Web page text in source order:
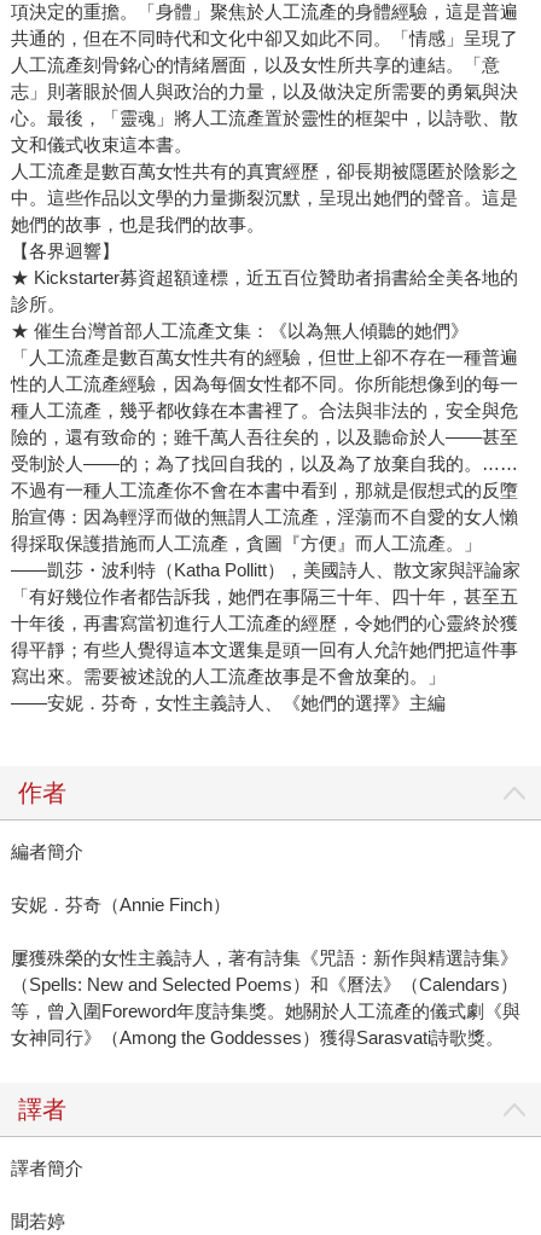
項決定的重擔。「身體」聚焦於人工流產的身體經驗，這是普遍
共通的，但在不同時代和文化中卻又如此不同。「情感」呈現了
人工流產刻骨銘心的情緒層面，以及女性所共享的連結。「意
志」則著眼於個人與政治的力量，以及做決定所需要的勇氣與決
心。最後，「靈魂」將人工流產置於靈性的框架中，以詩歌、散
文和儀式收束這本書。
人工流產是數百萬女性共有的真實經歷，卻長期被隱匿於陰影之
中。這些作品以文學的力量撕裂沉默，呈現出她們的聲音。這是
她們的故事，也是我們的故事。
【各界迴響】
★ Kickstarter募資超額達標，近五百位贊助者捐書給全美各地的
診所。
★ 催生台灣首部人工流產文集：《以為無人傾聽的她們》
「人工流產是數百萬女性共有的經驗，但世上卻不存在一種普遍
性的人工流產經驗，因為每個女性都不同。你所能想像到的每一
種人工流產，幾乎都收錄在本書裡了。合法與非法的，安全與危
險的，還有致命的；雖千萬人吾往矣的，以及聽命於人——甚至
受制於人——的；為了找回自我的，以及為了放棄自我的。……
不過有一種人工流產你不會在本書中看到，那就是假想式的反墮
胎宣傳：因為輕浮而做的無謂人工流產，淫蕩而不自愛的女人懶
得採取保護措施而人工流產，貪圖『方便』而人工流產。」
——凱莎・波利特（Katha Pollitt），美國詩人、散文家與評論家
「有好幾位作者都告訴我，她們在事隔三十年、四十年，甚至五
十年後，再書寫當初進行人工流產的經歷，令她們的心靈終於獲
得平靜；有些人覺得這本文選集是頭一回有人允許她們把這件事
寫出來。需要被述說的人工流產故事是不會放棄的。」
——安妮．芬奇，女性主義詩人、《她們的選擇》主編
作者
編者簡介
安妮．芬奇（Annie Finch）
屢獲殊榮的女性主義詩人，著有詩集《咒語：新作與精選詩集》
（Spells: New and Selected Poems）和《曆法》（Calendars）
等，曾入圍Foreword年度詩集獎。她關於人工流產的儀式劇《與
女神同行》（Among the Goddesses）獲得Sarasvati詩歌獎。
譯者
譯者簡介
聞若婷